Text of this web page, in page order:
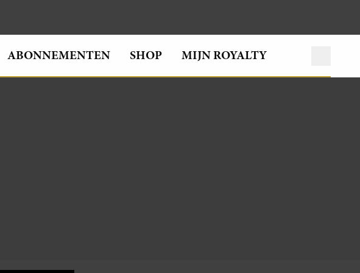
ABONNEMENTEN SHOP MIJN ROYALTY